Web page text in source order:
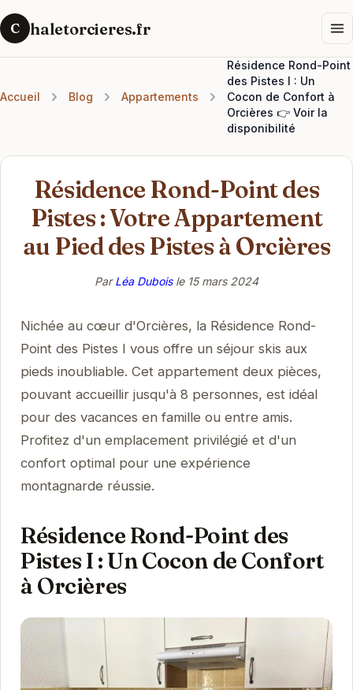
C haletorcieres.fr
Accueil Blog Appartements
Résidence Rond-Point
des Pistes I : Un
Cocon de Confort à
Orcières 👉 Voir la
disponibilité
Résidence Rond-Point des
Pistes : Votre Appartement
au Pied des Pistes à Orcières
ParLéa Duboisle 15 mars 2024
Nichée au cœur d'Orcières, la Résidence Rond-
Point des Pistes I vous offre un séjour skis aux
pieds inoubliable. Cet appartement deux pièces,
pouvant accueillir jusqu'à 8 personnes, est idéal
pour des vacances en famille ou entre amis.
Profitez d'un emplacement privilégié et d'un
confort optimal pour une expérience
montagnarde réussie.
Résidence Rond-Point des
Pistes I : Un Cocon de Confort
à Orcières